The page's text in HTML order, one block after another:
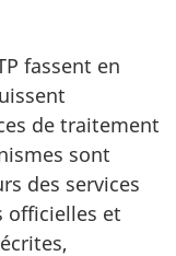
fassent en
de traitement
sont
des services
officielles et